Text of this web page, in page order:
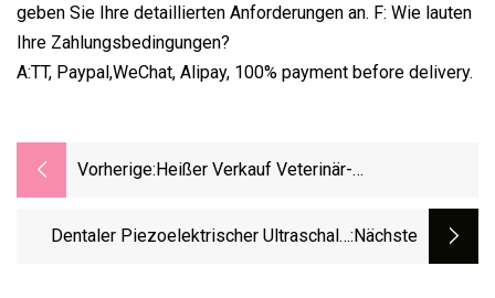
geben Sie Ihre detaillierten Anforderungen an. F: Wie lauten
Ihre Zahlungsbedingungen?
A:TT, Paypal,WeChat, Alipay, 100% payment before delivery.
Vorherige: Heißer Verkauf Veterinär-
Dentaler Piezoelektrischer Ultraschall-:nächste